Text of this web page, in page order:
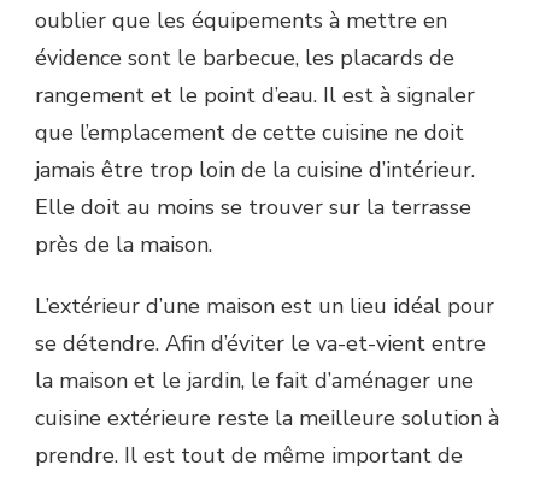
oublier que les équipements à mettre en
évidence sont le barbecue, les placards de
rangement et le point d’eau. Il est à signaler
que l’emplacement de cette cuisine ne doit
jamais être trop loin de la cuisine d’intérieur.
Elle doit au moins se trouver sur la terrasse
près de la maison.
L’extérieur d’une maison est un lieu idéal pour
se détendre. Afin d’éviter le va-et-vient entre
la maison et le jardin, le fait d’aménager une
cuisine extérieure reste la meilleure solution à
prendre. Il est tout de même important de